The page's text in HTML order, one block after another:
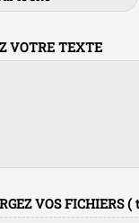
VOTRE TEXTE
VOS FICHIERS